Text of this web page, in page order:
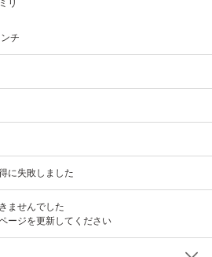
ミリ
チ
に失敗しました
ませんでした
ージを更新してください